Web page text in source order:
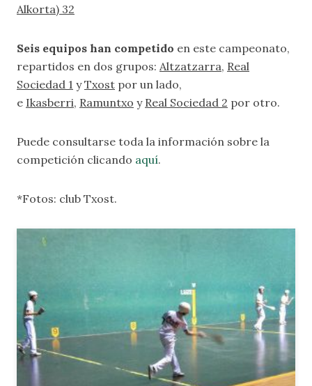
Alkorta) 32
Seis equipos han competido en este campeonato,
repartidos en dos grupos: Altzatzarra, Real
Sociedad 1 yTxost por un lado,
e Ikasberri, Ramuntxo y Real Sociedad 2 por otro.
Puede consultarse toda la información sobre la
competición clicando aquí.
*Fotos: club Txost.